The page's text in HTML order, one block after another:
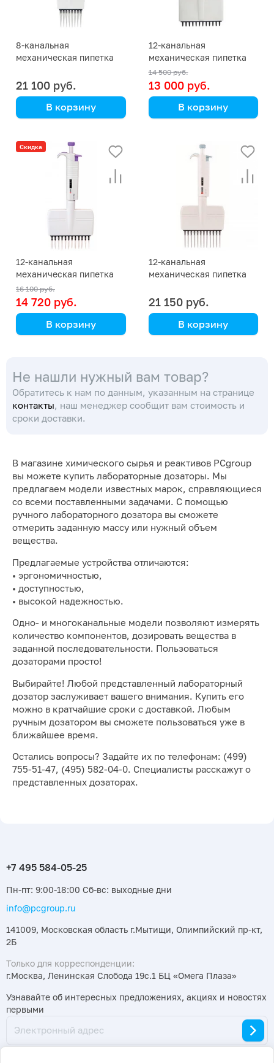
8-канальная
механическая пипетка
мкл
21 100 руб.
В корзину
12-канальная
механическая пипетка
DLAB TopPette 50-300
мкл
14 500 руб.
13 000 руб.
В корзину
Скидка
12-канальная
механическая пипетка
DLAB MicroPette Plus 50-
300 мкл
16 100 руб.
14 720 руб.
В корзину
12-канальная
механическая пипетка
мкл
21 150 руб.
В корзину
Не нашли нужный вам товар?
Обратитесь к нам по данным, указанным на странице
контакты, наш менеджер сообщит вам стоимость и
сроки доставки.
В магазине химического сырья и реактивов PCgroup
вы можете купить лабораторные дозаторы. Мы
предлагаем модели известных марок, справляющиеся
со всеми поставленными задачами. С помощью
ручного лабораторного дозатора вы сможете
отмерить заданную массу или нужный объем
вещества.
Предлагаемые устройства отличаются:
• эргономичностью,
• доступностью,
• высокой надежностью.
Одно- и многоканальные модели позволяют измерять
количество компонентов, дозировать вещества в
заданной последовательности. Пользоваться
дозаторами просто!
Выбирайте! Любой представленный лабораторный
дозатор заслуживает вашего внимания. Купить его
можно в кратчайшие сроки с доставкой. Любым
ручным дозатором вы сможете пользоваться уже в
ближайшее время.
Остались вопросы? Задайте их по телефонам: (499)
755-51-47, (495) 582-04-0. Специалисты расскажут о
представленных дозаторах.
Пн-пт: 9:00-18:00 Сб-вс: выходные дни
info@pcgroup.ru
141009, Московская область г.Мытищи, Олимпийский пр-кт,
2Б
Только для корреспонденции:
г.Москва, Ленинская Слобода 19с.1 БЦ «Омега Плаза»
Узнавайте об интересных предложениях, акциях и новостях
первыми